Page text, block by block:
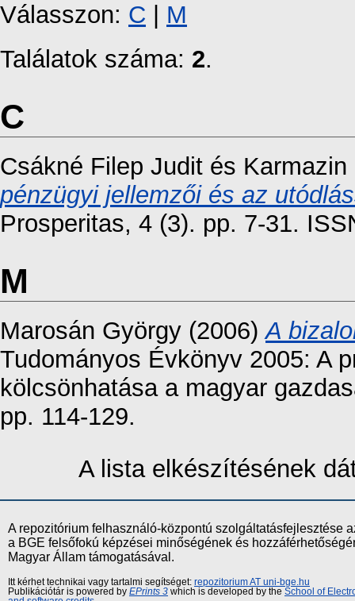
Válasszon: C
M
Találatok száma: 2.
C
Csákné Filep Judit és Karmazin
pénzügyi jellemzői és az
Prosperitas, 4 (3). pp. 7-31.
M
Marosán György (2006)A
Tudományos Évkönyv 2005: A
kölcsönhatása a magyar
pp. 114-129.
A lista elkészítésének
A repozitórium felhasználó-központú szolgáltatásfejlesztése
a BGE felsőfokú képzései minőségének és
Magyar Állam támogatásával.
Itt kérhet technikai vagy tartalmi segítséget: repozitorium AT uni-bge.hu
Publikációtár is powered by EPrints 3 which is developed by the School of